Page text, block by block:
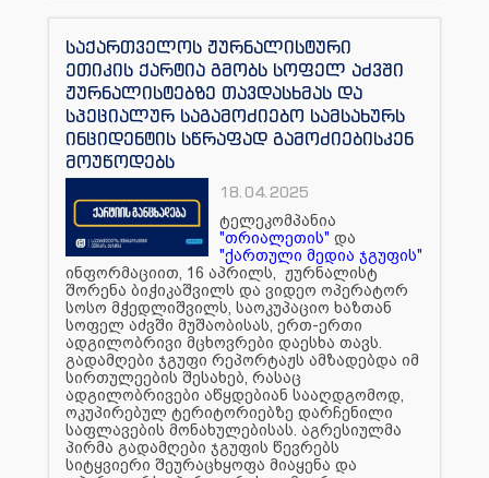
საქართველოს ჟურნალისტური
ეთიკის ქარტია გმობს სოფელ აძვში
ჟურნალისტებზე თავდასხმას და
სპეციალურ საგამოძიებო სამსახურს
ინციდენტის სწრაფად გამოძიებისკენ
მოუწოდებს
18.04.2025
ტელეკომპანია
"თრიალეთის" და
"ქართული მედია ჯგუფის"
ინფორმაციით, 16 აპრილს, ჟურნალისტ
შორენა ბიჭიკაშვილს და ვიდეო ოპერატორ
სოსო მჭედლიშვილს, საოკუპაციო ხაზთან
სოფელ აძვში მუშაობისას, ერთ-ერთი
ადგილობრივი მცხოვრები დაესხა თავს.
გადამღები ჯგუფი რეპორტაჟს ამზადებდა იმ
სირთულეების შესახებ, რასაც
ადგილობრივები აწყდებიან სააღდგომოდ,
ოკუპირებულ ტერიტორიებზე დარჩენილი
საფლავების მონახულებისას. აგრესიულმა
პირმა გადამღები ჯგუფის წევრებს
სიტყვიერი შეურაცხყოფა მიაყენა და